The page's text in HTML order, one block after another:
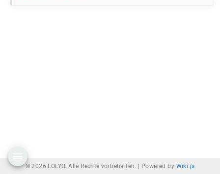
© 2026 LOLYO. Alle Rechte vorbehalten. | Powered by Wiki.js